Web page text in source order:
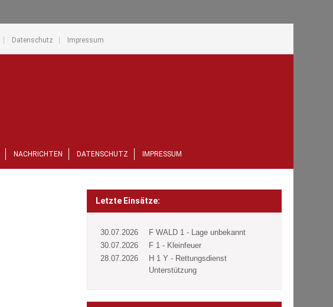
Datenschutz Impressum
NACHRICHTEN DATENSCHUTZ IMPRESSUM
Letzte Einsätze:
30.07.2026
F WALD 1 - Lage unbekannt
30.07.2026
F 1 - Kleinfeuer
28.07.2026
H 1 Y - Rettungsdienst
Unterstützung